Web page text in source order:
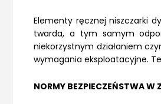
Elementy ręcznej niszczarki
twarda, a tym samym
niekorzystnym działaniem
wymagania eksploatacyjne.
NORMY BEZPIECZEŃSTWA W